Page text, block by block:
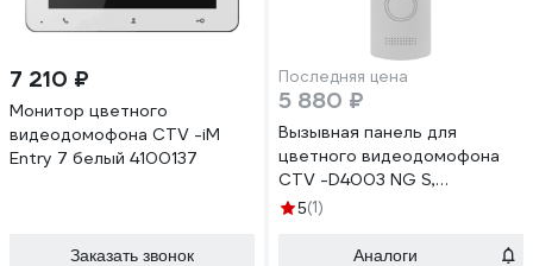
7 210 ₽
Монитор цветного
видеодомофона CTV -iM
Entry 7 белый 4100137
Заказать звонок
Последняя цена
5 880 ₽
Вызывная панель для
цветного видеодомофона
CTV -D4003 NG S,
разрешение Full HD, цвет
5(1)
Аналоги